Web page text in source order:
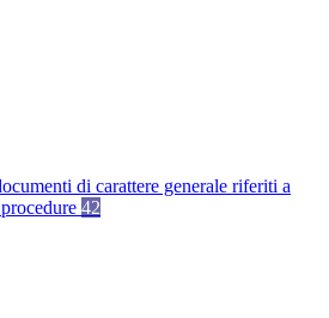
di carattere generale riferiti a
42